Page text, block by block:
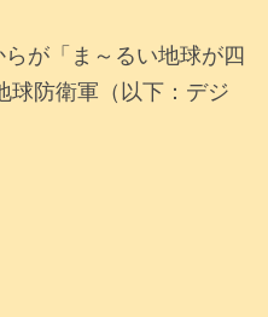
が「ま～るい地球が四
球防衛軍（以下：デジ